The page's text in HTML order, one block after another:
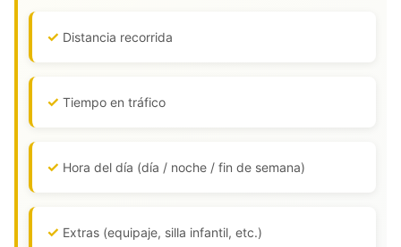
Distancia recorrida
Tiempo en tráfico
Hora del día (día / noche / fin de semana)
Extras (equipaje, silla infantil, etc.)